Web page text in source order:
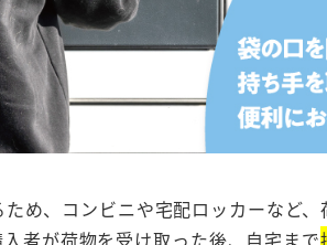
め、コンビニや宅配ロッカーなど